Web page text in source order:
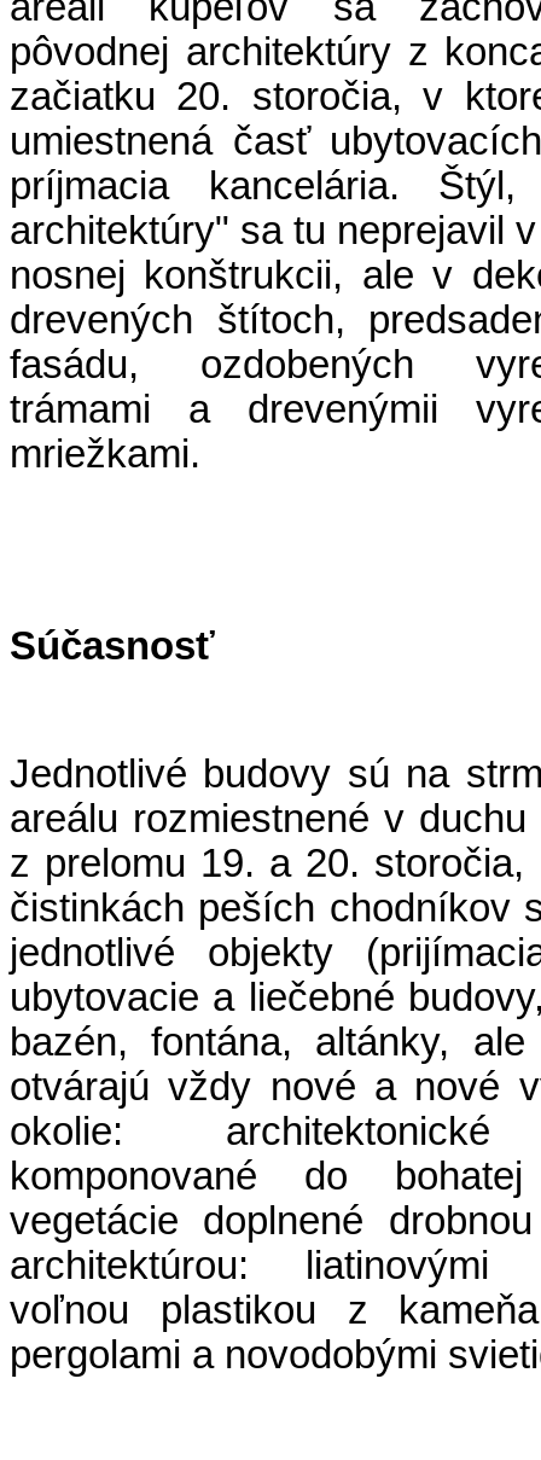
pôvodnej architektúry z
začiatku 20. storočia, v
umiestnená časť
príjmacia kancelária. Štýl,
architektúry" sa tu neprejavil
nosnej konštrukcii, ale v
drevených štítoch,
fasádu, ozdobených
trámami a drevenýmii
mriežkami.
Súčasnosť
Jednotlivé budovy sú na
areálu rozmiestnené v duchu
z prelomu 19. a 20.
čistinkách peších chodníkov
jednotlivé objekty
ubytovacie a liečebné
bazén, fontána, altánky,
otvárajú vždy nové a nové
okolie:
komponované do
vegetácie doplnené
architektúrou: liatinovými
voľnou plastikou z
pergolami a novodobými